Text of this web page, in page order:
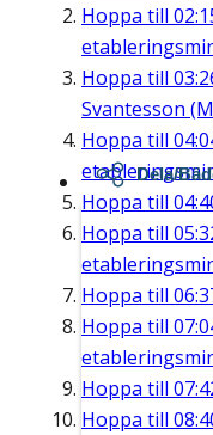
Hoppa till
Hoppa till
Svantesson
Hoppa till
Hoppa till
Hoppa till
Hoppa till
Hoppa till
Hoppa till
Hoppa till
Dela/